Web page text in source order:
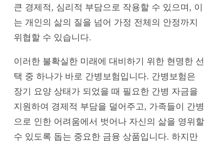
큰 경제적, 심리적 부담으로 작용할 수 있으며, 이
는 개인의 삶의 질을 넘어 가정 전체의 안정까지
위협할 수 있습니다.
이러한 불확실한 미래에 대비하기 위한 현명한 선
택 중 하나가 바로 간병보험입니다. 간병보험은
장기 요양 상태가 되었을 때 필요한 간병 자금을
지원하여 경제적 부담을 덜어주고, 가족들이 간병
으로 인한 어려움에서 벗어나 자신의 삶을 영위할
수 있도록 돕는 중요한 금융 상품입니다. 하지만